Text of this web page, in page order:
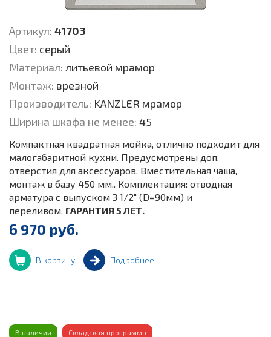
Артикул: 41703
Цвет: серый
Материал: литьевой мрамор
Монтаж: врезной
Производитель: KANZLER мрамор
Ширина шкафа не менее: 45
Компактная квадратная мойка, отлично подходит для
малогабаритной кухни. Предусмотрены доп.
отверстия для аксессуаров. Вместительная чаша,
монтаж в базу 450 мм,. Комплектация: отводная
арматура с выпуском 3 1/2" (D=90мм) и
переливом. ГАРАНТИЯ 5 ЛЕТ.
6 970 руб.
В корзину Подробнее
В наличии Складская программа